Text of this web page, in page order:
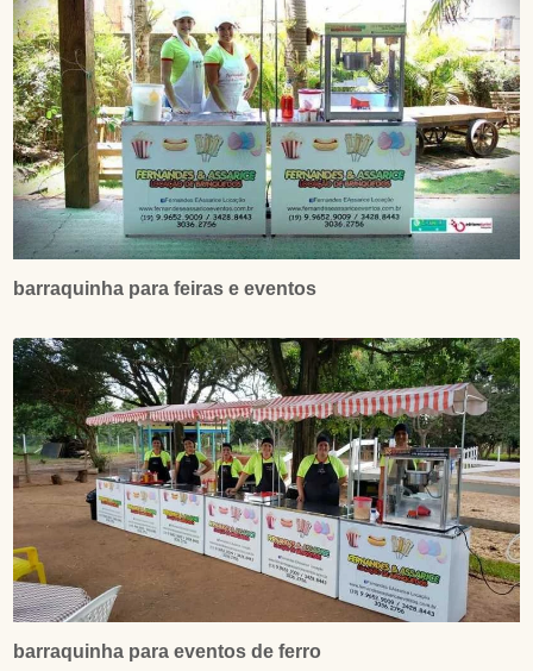
barraquinha para feiras e eventos
barraquinha para eventos de ferro